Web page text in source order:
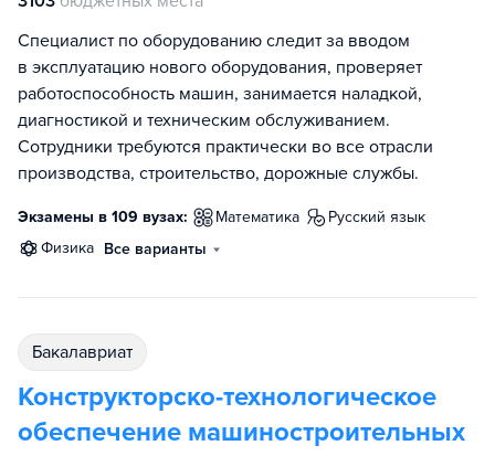
Специалист по оборудованию следит за вводом
в эксплуатацию нового оборудования, проверяет
работоспособность машин, занимается наладкой,
диагностикой и техническим обслуживанием.
Сотрудники требуются практически во все отрасли
производства, строительство, дорожные службы.
Экзамены в 109 вузах: математика
русский язык
физика Все варианты
бакалавриат
Конструкторско-технологическое
обеспечение машиностроительных